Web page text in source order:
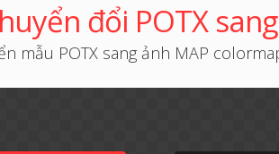
đổi POTX
mẫu POTX sang ảnh MAP